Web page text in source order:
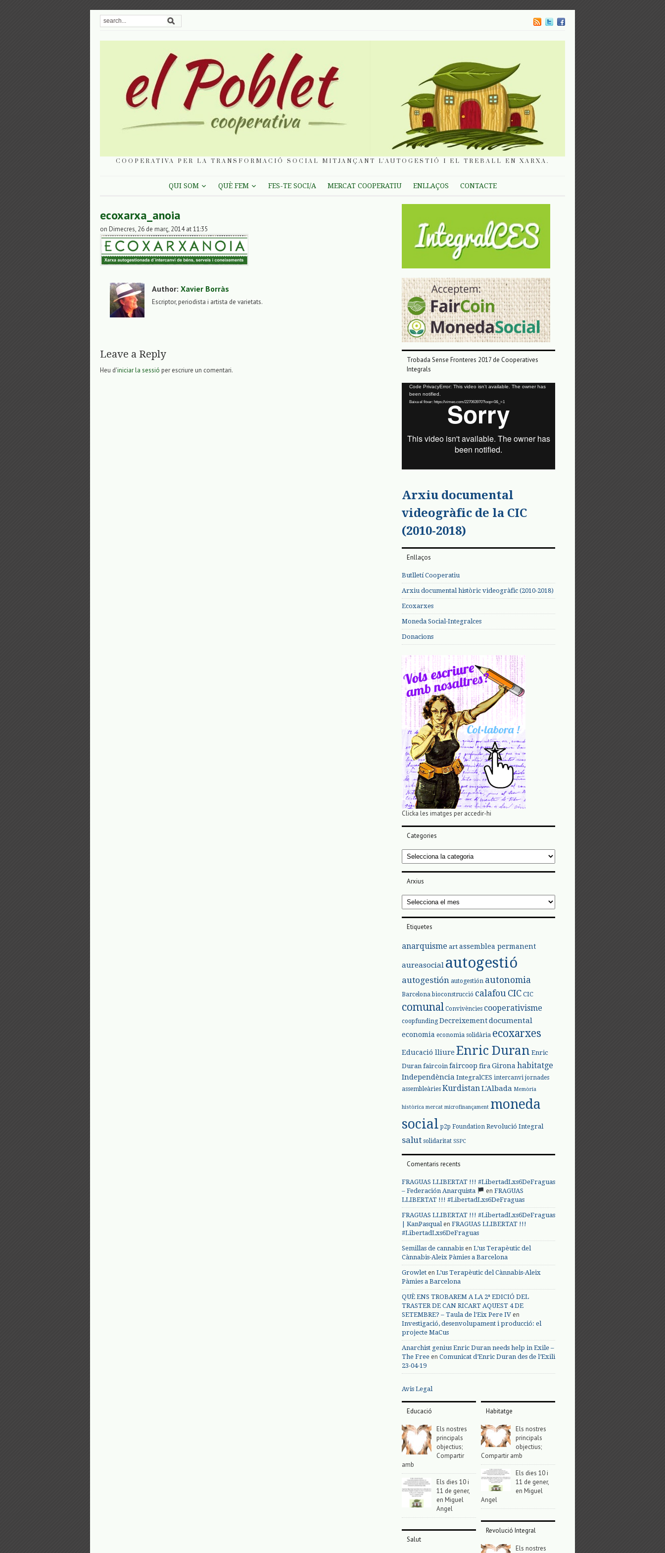
COOPERATIVA PER LA TRANSFORMACIÓ SOCIAL MITJANÇANT L'AUTOGESTIÓ I EL TREBALL EN XARXA.
QUI SOM QUÈ FEM FES-TE SOCI/A MERCAT COOPERATIU ENLLAÇOS CONTACTE
ecoxarxa_anoia
on Dimecres, 26 de març, 2014 at 11:35
Author: Xavier Borràs
Escriptor, periodista i artista de varietats.
Leave a Reply
Heu d'iniciar la sessió per escriure un comentari.
Trobada Sense Fronteres 2017 de Cooperatives
Integrals
Reproductor
vídeo
Code PrivacyError: This video isn't available. The owner has
been notified.
Baixa el fitxer: https://vimeo.com/227063970?loop=0&_=1
Arxiu documental
videogràfic de la CIC
(2010-2018)
Enllaços
Butlletí Cooperatiu
Arxiu documental històric videogràfic (2010-2018)
Ecoxarxes
Moneda Social-Integralces
Donacions
Clicka les imatges per accedir-hi
Categories
Categories
Arxius
Arxius
Etiquetes
anarquisme art assemblea permanent
aureasocial autogestió
autogestión autogestión autonomia
Barcelona bioconstrucció calafou CIC CIC
comunal Convivències cooperativisme
coopfunding Decreixementdocumental
economia economia solidària ecoxarxes
Educació lliure Enric Duran Enric
Duran faircoin faircoop fira Girona habitatge
Independència IntegralCES intercanvi jornades
assembleàries Kurdistan L'Albada Memòria
històrica mercat microfinançament moneda
social p2p Foundation Revolució Integral
salut solidaritat SSPC
Comentaris recents
FRAGUAS LLIBERTAT !!! #LibertadLxs6DeFraguas
– Federación Anarquista
en FRAGUAS
LLIBERTAT !!! #LibertadLxs6DeFraguas
FRAGUAS LLIBERTAT !!! #LibertadLxs6DeFraguas
| KanPasqualen FRAGUAS LLIBERTAT !!!
#LibertadLxs6DeFraguas
Semillas de cannabis en L’us Terapèutic del
Cànnabis-Aleix Pàmies a Barcelona
Growlet en L’us Terapèutic del Cànnabis-Aleix
Pàmies a Barcelona
QUÈ ENS TROBAREM A LA 2ª EDICIÓ DEL
TRASTER DE CAN RICART AQUEST 4 DE
SETEMBRE? – Taula de l'Eix Pere IV en
Investigació, desenvolupament i producció: el
projecte MaCus
Anarchist genius Enric Duran needs help in Exile –
The Free en Comunicat d’Enric Duran des de l’Exili
23-04-19
Avis Legal
Educació
Els nostres
principals
objectius;
Compartir
amb
Els dies 10 i
11 de gener,
en Miguel
Angel
Salut
Habitatge
Els nostres
principals
objectius;
Compartir amb
Els dies 10 i
11 de gener,
en Miguel
Angel
Revolució Integral
Els nostres